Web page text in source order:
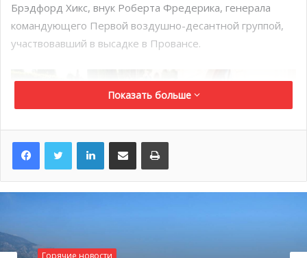
Брэдфорд Хикс, внук Роберта Фредерика, генерала
командующего Первой воздушно-десантной группой,
участвовавший в высадке в Провансе.
Показать больше
LinkedInПоделиться по электронной почте Распечатать
Горячие новости